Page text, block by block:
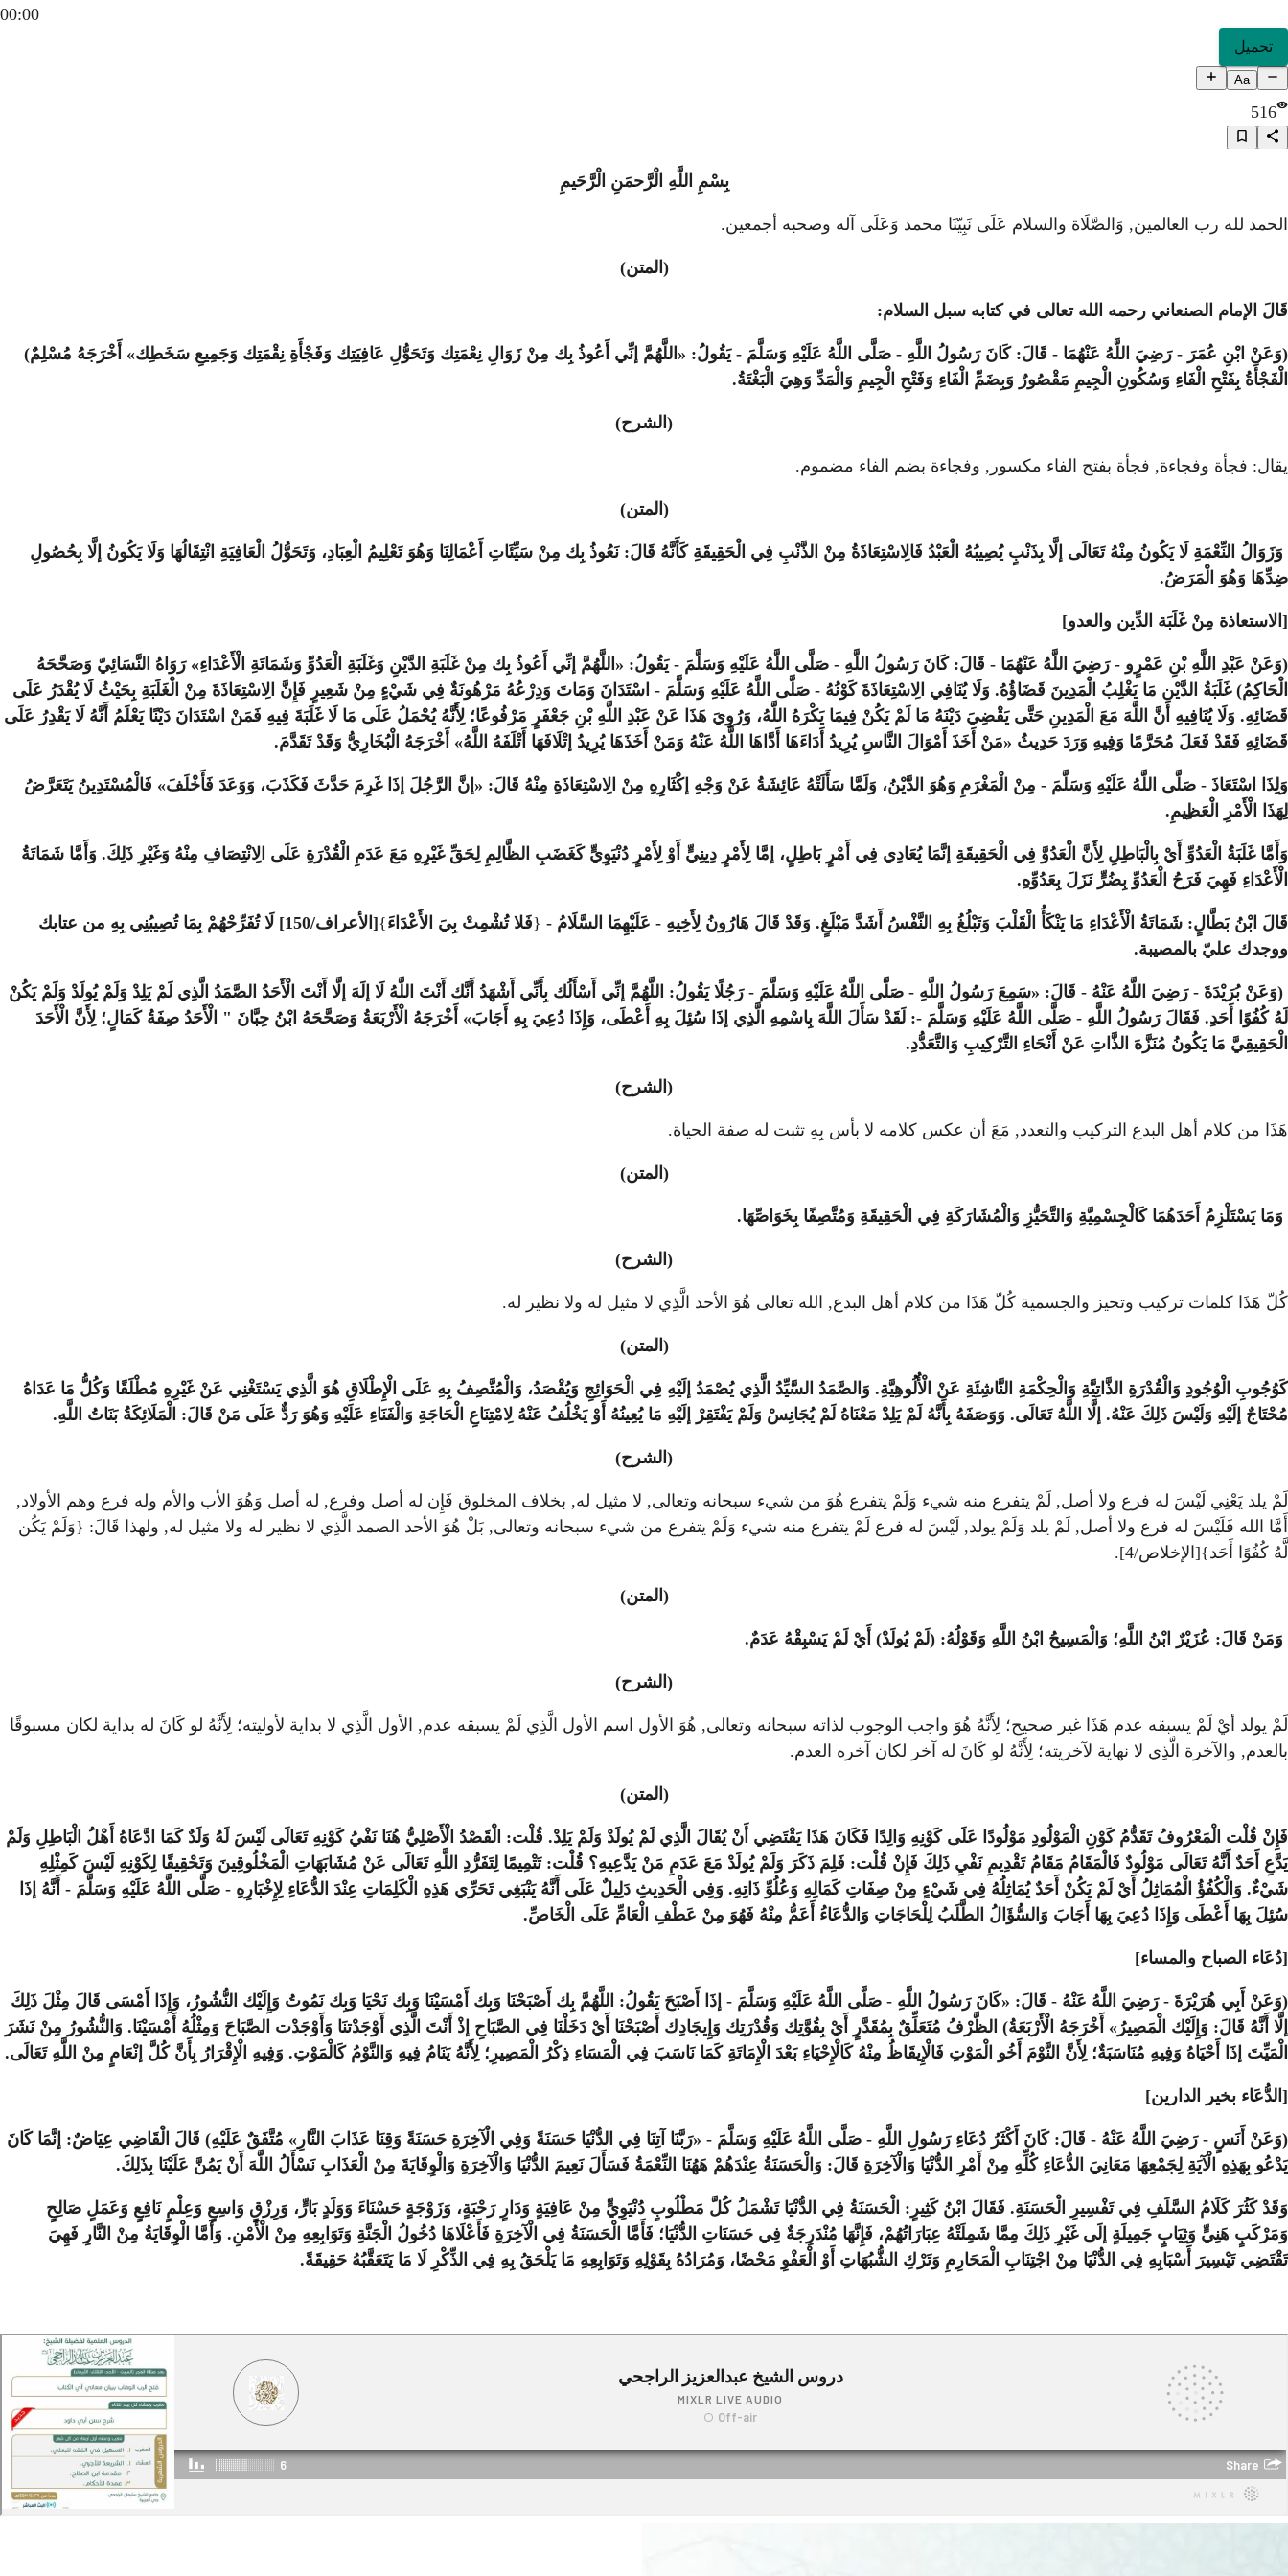
00:00
تحميل
Aa
516
بِسْمِ اللَّهِ الْرَّحمَنِ الْرَّحَيمِ
الحمد لله رب العالمين, وَالصَّلَاة والسلام عَلَى نَبِيّنَا محمد وَعَلَى آله وصحبه أجمعين.
(المتن)
قَالَ الإمام الصنعاني رحمه الله تعالى في كتابه سبل السلام:
(وَعَنْ ابْنِ عُمَرَ - رَضِيَ اللَّهُ عَنْهُمَا - قَالَ: كَانَ رَسُولُ اللَّهِ - صَلَّى اللَّهُ عَلَيْهِ وَسَلَّمَ - يَقُولُ: «اللَّهُمَّ إنِّي أَعُوذُ بِك مِنْ زَوَالِ نِعْمَتِك وَتَحَوُّلِ عَافِيَتِك وَفَجْأَةِ نِقْمَتِك وَجَمِيعِ سَخَطِك» أَخْرَجَهُ مُسْلِمٌ)
الْفَجْأَةُ بِفَتْحِ الْفَاءِ وَسُكُونِ الْجِيمِ مَقْصُورٌ وَبِضَمِّ الْفَاءِ وَفَتْحِ الْجِيمِ وَالْمَدِّ وَهِيَ الْبَغْتَةُ.
(الشرح)
يقال: فجأة وفجاءة, فجأة بفتح الفاء مكسور, وفجاءة بضم الفاء مضموم.
(المتن)
وَزَوَالُ النِّعْمَةِ لَا يَكُونُ مِنْهُ تَعَالَى إلَّا بِذَنْبٍ يُصِيبُهُ الْعَبْدُ فَالِاسْتِعَاذَةُ مِنْ الذَّنْبِ فِي الْحَقِيقَةِ كَأَنَّهُ قَالَ: نَعُوذُ بِك مِنْ سَيِّئَاتِ أَعْمَالِنَا وَهُوَ تَعْلِيمُ الْعِبَادِ، وَتَحَوُّلُ الْعَافِيَةِ انْتِقَالُهَا وَلَا يَكُونُ إلَّا بِحُصُولِ
ضِدِّهَا وَهُوَ الْمَرَضُ.
[الاستعاذة مِنْ غَلَبَة الدِّين والعدو]
(وَعَنْ عَبْدِ اللَّهِ بْنِ عَمْرٍو - رَضِيَ اللَّهُ عَنْهُمَا - قَالَ: كَانَ رَسُولُ اللَّهِ - صَلَّى اللَّهُ عَلَيْهِ وَسَلَّمَ - يَقُولُ: «اللَّهُمَّ إنِّي أَعُوذُ بِك مِنْ غَلَبَةِ الدَّيْنِ وَغَلَبَةِ الْعَدُوِّ وَشَمَاتَةِ الْأَعْدَاءِ» رَوَاهُ النَّسَائِيّ وَصَحَّحَهُ
الْحَاكِمُ) غَلَبَةُ الدَّيْنِ مَا يَغْلِبُ الْمَدِينَ قَضَاؤُهُ. وَلَا يُنَافِي الِاسْتِعَاذَةَ كَوْنُهُ - صَلَّى اللَّهُ عَلَيْهِ وَسَلَّمَ - اسْتَدَانَ وَمَاتَ وَدِرْعُهُ مَرْهُونَةٌ فِي شَيْءٍ مِنْ شَعِيرٍ فَإِنَّ الِاسْتِعَاذَةَ مِنْ الْغَلَبَةِ بِحَيْثُ لَا يُقْدَرُ عَلَى
قَضَائِهِ. وَلَا يُنَافِيهِ أَنَّ اللَّهَ مَعَ الْمَدِينِ حَتَّى يَقْضِيَ دَيْنَهُ مَا لَمْ يَكُنْ فِيمَا يَكْرَهُ اللَّهُ، وَرُوِيَ هَذَا عَنْ عَبْدِ اللَّهِ بْنِ جَعْفَرٍ مَرْفُوعًا؛ لِأَنَّهُ يُحْمَلُ عَلَى مَا لَا غَلَبَةَ فِيهِ فَمَنْ اسْتَدَانَ دَيْنًا يَعْلَمُ أَنَّهُ لَا يَقْدِرُ عَلَى
قَضَائِهِ فَقَدْ فَعَلَ مُحَرَّمًا وَفِيهِ وَرَدَ حَدِيثُ «مَنْ أَخَذَ أَمْوَالَ النَّاسِ يُرِيدُ أَدَاءَهَا أَدَّاهَا اللَّهُ عَنْهُ وَمَنْ أَخَذَهَا يُرِيدُ إتْلَافَهَا أَتْلَفَهُ اللَّهُ» أَخْرَجَهُ الْبُخَارِيُّ وَقَدْ تَقَدَّمَ.
وَلِذَا اسْتَعَاذَ - صَلَّى اللَّهُ عَلَيْهِ وَسَلَّمَ - مِنْ الْمَغْرَمِ وَهُوَ الدَّيْنُ، وَلَمَّا سَأَلَتْهُ عَائِشَةُ عَنْ وَجْهِ إكْثَارِهِ مِنْ الِاسْتِعَاذَةِ مِنْهُ قَالَ: «إنَّ الرَّجُلَ إذَا غَرِمَ حَدَّثَ فَكَذَبَ، وَوَعَدَ فَأَخْلَفَ» فَالْمُسْتَدِينُ يَتَعَرَّضُ
لِهَذَا الْأَمْرِ الْعَظِيمِ.
وَأَمَّا غَلَبَةُ الْعَدُوِّ أَيْ بِالْبَاطِلِ لِأَنَّ الْعَدُوَّ فِي الْحَقِيقَةِ إنَّمَا يُعَادِي فِي أَمْرٍ بَاطِلٍ، إمَّا لِأَمْرٍ دِينِيٍّ أَوْ لِأَمْرٍ دُنْيَوِيٍّ كَغَضَبِ الظَّالِمِ لِحَقِّ غَيْرِهِ مَعَ عَدَمِ الْقُدْرَةِ عَلَى الِانْتِصَافِ مِنْهُ وَغَيْرِ ذَلِكَ. وَأَمَّا شَمَاتَةُ
الْأَعْدَاءِ فَهِيَ فَرَحُ الْعَدُوِّ بِضُرٍّ نَزَلَ بِعَدُوِّهِ.
قَالَ ابْنُ بَطَّالٍ: شَمَاتَةُ الْأَعْدَاءِ مَا يَنْكَأُ الْقَلْبَ وَتَبْلُغُ بِهِ النَّفْسُ أَشَدَّ مَبْلَغٍ. وَقَدْ قَالَ هَارُونُ لِأَخِيهِ - عَلَيْهِمَا السَّلَامُ - {فَلا تُشْمِتْ بِيَ الأَعْدَاءَ}
[الأعراف/150] لَا تُفَرِّحْهُمْ بِمَا تُصِيبُنِي بِهِ من عتابك
ووجدك عليّ بالمصيبة.
(وَعَنْ بُرَيْدَةَ - رَضِيَ اللَّهُ عَنْهُ - قَالَ: «سَمِعَ رَسُولُ اللَّهِ - صَلَّى اللَّهُ عَلَيْهِ وَسَلَّمَ - رَجُلًا يَقُولُ: اللَّهُمَّ إنِّي أَسْأَلُك بِأَنِّي أَشْهَدُ أَنَّك أَنْتَ اللَّهُ لَا إلَهَ إلَّا أَنْتَ الْأَحَدُ الصَّمَدُ الَّذِي لَمْ يَلِدْ وَلَمْ يُولَدْ وَلَمْ يَكُنْ
لَهُ كُفُوًا أَحَدِ. فَقَالَ رَسُولُ اللَّهِ - صَلَّى اللَّهُ عَلَيْهِ وَسَلَّمَ -: لَقَدْ سَأَلَ اللَّهَ بِاسْمِهِ الَّذِي إذَا سُئِلَ بِهِ أَعْطَى، وَإِذَا دُعِيَ بِهِ أَجَابَ» أَخْرَجَهُ الْأَرْبَعَةُ وَصَحَّحَهُ ابْنُ حِبَّانَ " الْأَحَدُ صِفَةُ كَمَالٍ؛ لِأَنَّ الْأَحَدَ
الْحَقِيقِيَّ مَا يَكُونُ مُنَزَّهَ الذَّاتِ عَنْ أَنْحَاءِ التَّرْكِيبِ وَالتَّعَدُّدِ.
(الشرح)
هَذَا من كلام أهل البدع التركيب والتعدد, مَعَ أن عكس كلامه لا بأس بِهِ تثبت له صفة الحياة.
(المتن)
وَمَا يَسْتَلْزِمُ أَحَدَهُمَا كَالْجِسْمِيَّةِ وَالتَّحَيُّزِ وَالْمُشَارَكَةِ فِي الْحَقِيقَةِ وَمُتَّصِفًا بِخَوَاصِّهَا.
(الشرح)
كُلّ هَذَا كلمات تركيب وتحيز والجسمية كُلّ هَذَا من كلام أهل البدع, الله تعالى هُوَ الأحد الَّذِي لا مثيل له ولا نظير له.
(المتن)
كَوُجُوبِ الْوُجُودِ وَالْقُدْرَةِ الذَّاتِيَّةِ وَالْحِكْمَةِ النَّاشِئَةِ عَنْ الْأُلُوهِيَّةِ. وَالصَّمَدُ السَّيِّدُ الَّذِي يُصْمَدُ إلَيْهِ فِي الْحَوَائِجِ وَيُقْصَدُ، وَالْمُتَّصِفُ بِهِ عَلَى الْإِطْلَاقِ هُوَ الَّذِي يَسْتَغْنِي عَنْ غَيْرِهِ مُطْلَقًا وَكُلُّ مَا عَدَاهُ
مُحْتَاجٌ إلَيْهِ وَلَيْسَ ذَلِكَ عَنْهُ. إلَّا اللَّهُ تَعَالَى. وَوَصَفَهُ بِأَنَّهُ لَمْ يَلِدْ مَعْنَاهُ لَمْ يُجَانِسْ وَلَمْ يَفْتَقِرْ إلَيْهِ مَا يُعِينُهُ أَوْ يَخْلُفُ عَنْهُ لِامْتِنَاعِ الْحَاجَةِ وَالْفَنَاءِ عَلَيْهِ وَهُوَ رَدٌّ عَلَى مَنْ قَالَ: الْمَلَائِكَةُ بَنَاتُ اللَّهِ.
(الشرح)
لَمْ يلد يَعْنِي لَيْسَ له فرع ولا أصل, لَمْ يتفرع منه شيء وَلَمْ يتفرع هُوَ من شيء سبحانه وتعالى, لا مثيل له, بخلاف المخلوق فَإِن له أصل وفرع, له أصل وَهُوَ الأب والأم وله فرع وهم الأولاد,
أَمَّا الله فَلَيْسَ له فرع ولا أصل, لَمْ يلد وَلَمْ يولد, لَيْسَ له فرع لَمْ يتفرع منه شيء وَلَمْ يتفرع من شيء سبحانه وتعالى, بَلْ هُوَ الأحد الصمد الَّذِي لا نظير له ولا مثيل له, ولهذا قَالَ: {وَلَمْ يَكُن
لَّهُ كُفُوًا أَحَد}[الإخلاص/4].
(المتن)
وَمَنْ قَالَ: عُزَيْرٌ ابْنُ اللَّهِ؛ وَالْمَسِيحُ ابْنُ اللَّهِ وَقَوْلُهُ: (لَمْ يُولَدْ) أَيْ لَمْ يَسْبِقْهُ عَدَمٌ.
(الشرح)
لَمْ يولد أيْ لَمْ يسبقه عدم هَذَا غير صحيح؛ لِأَنَّهُ هُوَ واجب الوجوب لذاته سبحانه وتعالى, هُوَ الأول اسم الأول الَّذِي لَمْ يسبقه عدم, الأول الَّذِي لا بداية لأوليته؛ لِأَنَّهُ لو كَانَ له بداية لكان مسبوقًا
بالعدم, والآخرة الَّذِي لا نهاية لآخريته؛ لِأَنَّهُ لو كَانَ له آخر لكان آخره العدم.
(المتن)
فَإِنْ قُلْت الْمَعْرُوفُ تَقَدُّمُ كَوْنِ الْمَوْلُودِ مَوْلُودًا عَلَى كَوْنِهِ وَالِدًا فَكَانَ هَذَا يَقْتَضِي أَنْ يُقَالَ الَّذِي لَمْ يُولَدْ وَلَمْ يَلِدْ. قُلْت: الْقَصْدُ الْأَصْلِيُّ هُنَا نَفْيُ كَوْنِهِ تَعَالَى لَيْسَ لَهُ وَلَدٌ كَمَا ادَّعَاهُ أَهْلُ الْبَاطِلِ وَلَمْ
يَدَّعِ أَحَدٌ أَنَّهُ تَعَالَى مَوْلُودٌ فَالْمَقَامُ مَقَامُ تَقْدِيمِ نَفْيِ ذَلِكَ فَإِنْ قُلْت: فَلِمَ ذَكَرَ وَلَمْ يُولَدْ مَعَ عَدَمِ مَنْ يَدَّعِيهِ؟ قُلْت: تَتْمِيمًا لِتَفَرُّدِ اللَّهِ تَعَالَى عَنْ مُشَابَهَاتِ الْمَخْلُوقِينَ وَتَحْقِيقًا لِكَوْنِهِ لَيْسَ كَمِثْلِهِ
شَيْءٌ. وَالْكُفُؤُ الْمُمَاثِلُ أَيْ لَمْ يَكُنْ أَحَدٌ يُمَاثِلُهُ فِي شَيْءٍ مِنْ صِفَاتِ كَمَالِهِ وَعُلُوِّ ذَاتِهِ. وَفِي الْحَدِيثِ دَلِيلٌ عَلَى أَنَّهُ يَنْبَغِي تَحَرِّي هَذِهِ الْكَلِمَاتِ عِنْدَ الدُّعَاءِ لِإِخْبَارِهِ - صَلَّى اللَّهُ عَلَيْهِ وَسَلَّمَ - أَنَّهُ إذَا
سُئِلَ بِهَا أَعْطَى وَإِذَا دُعِيَ بِهَا أَجَابَ وَالسُّؤَالُ الطَّلَبُ لِلْحَاجَاتِ وَالدُّعَاءُ أَعَمُّ مِنْهُ فَهُوَ مِنْ عَطْفِ الْعَامِّ عَلَى الْخَاصِّ.
[دُعَاء الصباح والمساء]
(وَعَنْ أَبِي هُرَيْرَةَ - رَضِيَ اللَّهُ عَنْهُ - قَالَ: «كَانَ رَسُولُ اللَّهِ - صَلَّى اللَّهُ عَلَيْهِ وَسَلَّمَ - إذَا أَصْبَحَ يَقُولُ: اللَّهُمَّ بِك أَصْبَحْنَا وَبِك أَمْسَيْنَا وَبِك نَحْيَا وَبِك نَمُوتُ وَإِلَيْك النُّشُورُ، وَإِذَا أَمْسَى قَالَ مِثْلَ ذَلِكَ
إلَّا أَنَّهُ قَالَ: وَإِلَيْك الْمَصِيرُ» أَخْرَجَهُ الْأَرْبَعَةُ) الظَّرْفُ مُتَعَلِّقٌ بِمُقَدَّرٍ أَيْ بِقُوَّتِك وَقُدْرَتِك وَإِيجَادِك أَصْبَحْنَا أَيْ دَخَلْنَا فِي الصَّبَاحِ إذْ أَنْتَ الَّذِي أَوْجَدْتنَا وَأَوْجَدْت الصَّبَاحَ وَمِثْلُهُ أَمْسَيْنَا. وَالنُّشُورُ مِنْ نَشَرَ
الْمَيِّتَ إذَا أَحْيَاهُ وَفِيهِ مُنَاسَبَةٌ؛ لِأَنَّ النَّوْمَ أَخُو الْمَوْتِ فَالْإِيقَاظُ مِنْهُ كَالْإِحْيَاءِ بَعْدَ الْإِمَاتَةِ كَمَا نَاسَبَ فِي الْمَسَاءِ ذِكْرُ الْمَصِيرِ؛ لِأَنَّهُ يَنَامُ فِيهِ وَالنَّوْمُ كَالْمَوْتِ. وَفِيهِ الْإِقْرَارُ بِأَنَّ كُلَّ إنْعَامٍ مِنْ اللَّهِ تَعَالَى.
[الدُّعَاء بخير الدارين]
(وَعَنْ أَنَسٍ - رَضِيَ اللَّهُ عَنْهُ - قَالَ: كَانَ أَكْثَرُ دُعَاءِ رَسُولِ اللَّهِ - صَلَّى اللَّهُ عَلَيْهِ وَسَلَّمَ - «رَبَّنَا آتِنَا فِي الدُّنْيَا حَسَنَةً وَفِي الْآخِرَةِ حَسَنَةً وَقِنَا عَذَابَ النَّارِ» مُتَّفَقٌ عَلَيْهِ) قَالَ الْقَاضِي عِيَاضٌ: إنَّمَا كَانَ
يَدْعُو بِهَذِهِ الْآيَةِ لِجَمْعِهَا مَعَانِيَ الدُّعَاءِ كُلِّهِ مِنْ أَمْرِ الدُّنْيَا وَالْآخِرَةِ قَالَ: وَالْحَسَنَةُ عِنْدَهُمْ هَهُنَا النِّعْمَةُ فَسَأَلَ نَعِيمَ الدُّنْيَا وَالْآخِرَةِ وَالْوِقَايَةَ مِنْ الْعَذَابِ نَسْأَلُ اللَّهَ أَنْ يَمُنَّ عَلَيْنَا بِذَلِكَ.
وَقَدْ كَثُرَ كَلَامُ السَّلَفِ فِي تَفْسِيرِ الْحَسَنَةِ. فَقَالَ ابْنُ كَثِيرٍ: الْحَسَنَةُ فِي الدُّنْيَا تَشْمَلُ كُلَّ مَطْلُوبٍ دُنْيَوِيٍّ مِنْ عَافِيَةٍ وَدَارٍ رَحْبَةٍ، وَزَوْجَةٍ حَسْنَاءَ وَوَلَدٍ بَارٍّ، وَرِزْقٍ وَاسِعٍ وَعِلْمٍ نَافِعٍ وَعَمَلٍ صَالِحٍ
وَمَرْكَبٍ هَنِيٍّ وَثِيَابٍ جَمِيلَةٍ إلَى غَيْرِ ذَلِكَ مِمَّا شَمِلَتْهُ عِبَارَاتُهُمْ، فَإِنَّهَا مُنْدَرِجَةٌ فِي حَسَنَاتِ الدُّنْيَا؛ فَأَمَّا الْحَسَنَةُ فِي الْآخِرَةِ فَأَعْلَاهَا دُخُولُ الْجَنَّةِ وَتَوَابِعِهِ مِنْ الْأَمْنِ. وَأَمَّا الْوِقَايَةُ مِنْ النَّارِ فَهِيَ
تَقْتَضِي تَيْسِيرَ أَسْبَابِهِ فِي الدُّنْيَا مِنْ اجْتِنَابِ الْمَحَارِمِ وَتَرْكِ الشُّبُهَاتِ أَوْ الْعَفْوِ مَحْضًا، وَمُرَادُهُ بِقَوْلِهِ وَتَوَابِعِهِ مَا يَلْحَقُ بِهِ فِي الذِّكْرِ لَا مَا يَتَعَقَّبُهُ حَقِيقَةً.